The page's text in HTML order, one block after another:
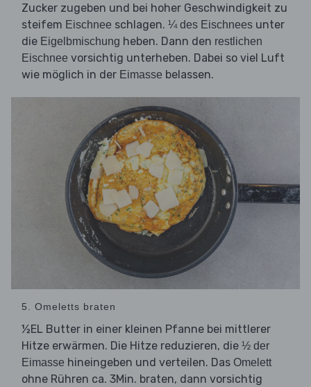
Zucker zugeben und bei hoher Geschwindigkeit zu
steifem Eischnee schlagen. ¼ des Eischnees unter
die Eigelbmischung heben. Dann den restlichen
Eischnee vorsichtig unterheben. Dabei so viel Luft
wie möglich in der Eimasse belassen.
5. Omeletts braten
½EL Butter in einer kleinen Pfanne bei mittlerer
Hitze erwärmen. Die Hitze reduzieren, die ½ der
Eimasse hineingeben und verteilen. Das Omelett
ohne Rühren ca. 3Min. braten, dann vorsichtig